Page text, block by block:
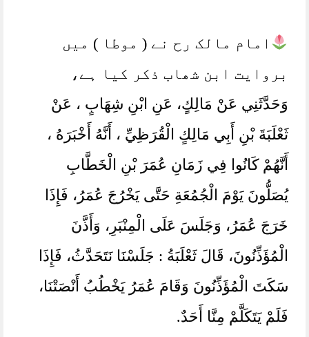
امام مالک رح نے ( موطا ) میں
بروایت ابن شھاب ذکر کیا ہے،
وَحَدَّثَنِي عَنْ مَالِكٍ، عَنِ ابْنِ شِهَابٍ ، عَنْ
ثَعْلَبَةَ بْنِ أَبِي مَالِكٍ الْقُرَظِيِّ ، أَنَّهُ أَخْبَرَهُ ،
أَنَّهُمْ كَانُوا فِي زَمَانِ عُمَرَ بْنِ الْخَطَّابِ
يُصَلُّونَ يَوْمَ الْجُمُعَةِ حَتَّى يَخْرُجَ عُمَرُ، فَإِذَا
خَرَجَ عُمَرُ، وَجَلَسَ عَلَى الْمِنْبَرِ، وَأَذَّنَ
الْمُؤَذِّنُونَ، قَالَ ثَعْلَبَةُ : جَلَسْنَا نَتَحَدَّثُ، فَإِذَا
سَكَتَ الْمُؤَذِّنُونَ وَقَامَ عُمَرُ يَخْطُبُ أَنْصَتْنَا،
فَلَمْ يَتَكَلَّمْ مِنَّا أَحَدٌ.